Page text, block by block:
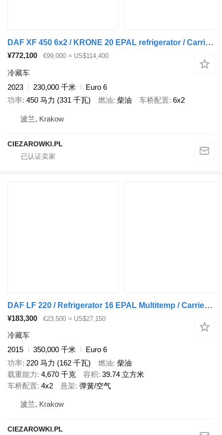
DAF XF 450 6x2 / KRONE 20 EPAL refrigerator / Carrier Supra 1250 / s
¥772,100 €99,000 ≈ US$114,400
冷藏车
2023
230,000 千米
Euro 6
功率 450 马力 (331 千瓦) 燃油 柴油 车桥配置 6x2
波兰, Krakow
CIEZAROWKI.PL
DAF LF 220 / Refrigerator 16 EPAL Multitemp / Carrier Supra 1150 MT
¥183,300 €23,500 ≈ US$27,150
冷藏车
2015
350,000 千米
Euro 6
功率 220 马力 (162 千瓦) 燃油 柴油
载重能力 4,670 千克 容积 39.74 立方米
车桥配置 4x2 悬架 弹簧/空气
波兰, Krakow
CIEZAROWKI.PL